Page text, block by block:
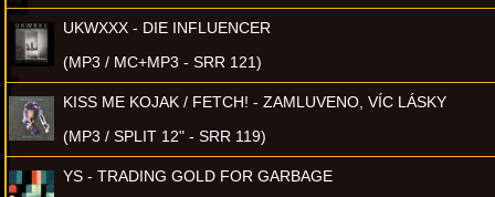
UKWXXX - DIE INFLUENCER
(MP3 / MC+MP3 - SRR 121)
KISS ME KOJAK / FETCH! - ZAMLUVENO, VÍC LÁSKY
(MP3 / SPLIT 12" - SRR 119)
YS - TRADING GOLD FOR GARBAGE